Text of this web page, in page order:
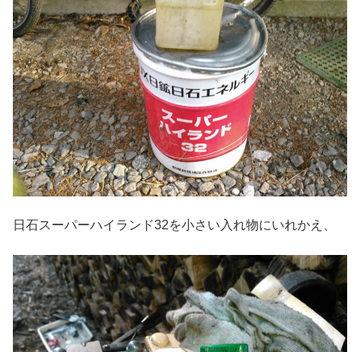
日石スーパーハイランド32を小さい入れ物にいれかえ、